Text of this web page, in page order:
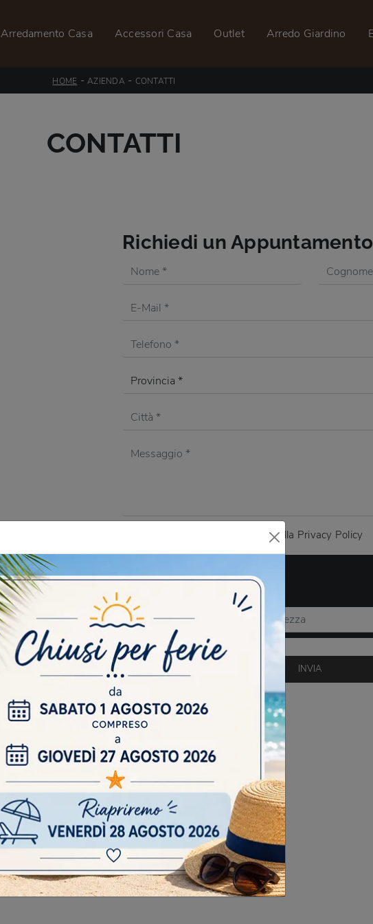
Arredamento Casa Accessori Casa Outlet Arredo Giardino
HOME -AZIENDA - CONTATTI
CONTATTI
Richiedi un Appuntamento
Acconsento all'informativa sulla Privacy Policy
Il singolare di "Arredatori"
INVIA